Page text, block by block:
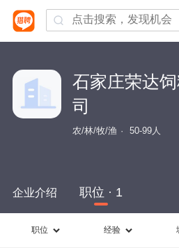
石家庄荣达
司
农/林/牧/渔 50-99人
企业介绍 职位 · 1
职位 经验